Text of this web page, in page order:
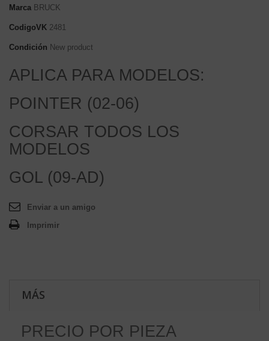
Marca BRUCK
CodigoVK 2481
Condición New product
APLICA PARA MODELOS:
POINTER (02-06)
CORSAR TODOS LOS
MODELOS
GOL (09-AD)
Enviar a un amigo
Imprimir
MÁS
PRECIO POR PIEZA